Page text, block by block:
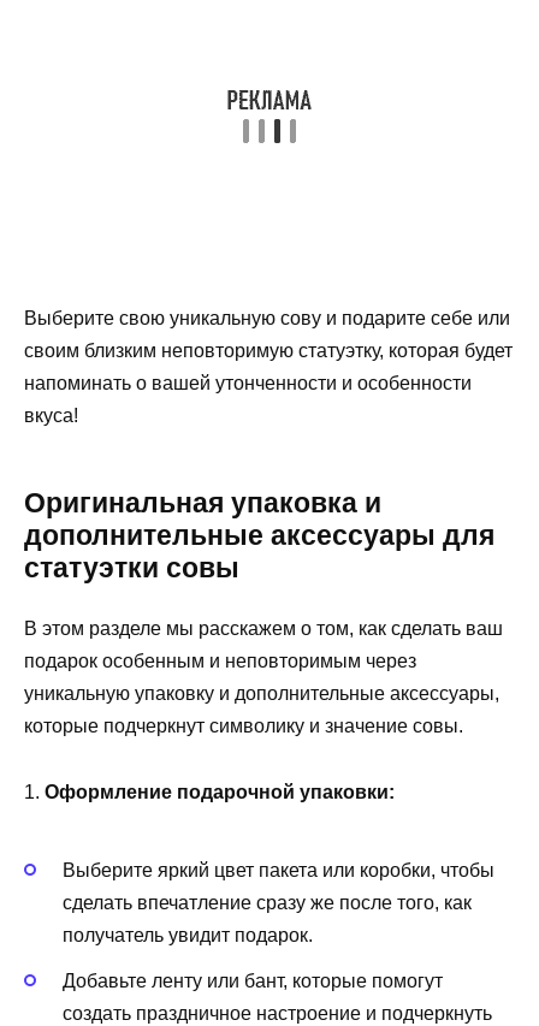
Выберите свою уникальную сову и подарите себе или
своим близким неповторимую статуэтку, которая будет
напоминать о вашей утонченности и особенности
вкуса!
Оригинальная упаковка и
дополнительные аксессуары для
статуэтки совы
В этом разделе мы расскажем о том, как сделать ваш
подарок особенным и неповторимым через
уникальную упаковку и дополнительные аксессуары,
которые подчеркнут символику и значение совы.
1. Оформление подарочной упаковки:
Выберите яркий цвет пакета или коробки, чтобы
сделать впечатление сразу же после того, как
получатель увидит подарок.
Добавьте ленту или бант, которые помогут
создать праздничное настроение и подчеркнуть